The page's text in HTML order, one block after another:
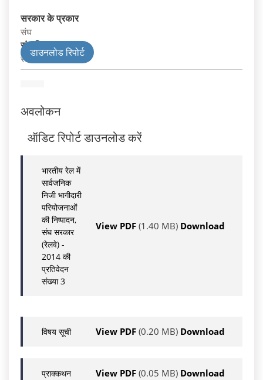
सरकार के प्रकार
संघ
संघ विभाग
रेलवेडाउनलोड रिपोर्ट
अवलोकन
ऑडिट रिपोर्ट डाउनलोड करें
भारतीय रेल में
सार्वजनिक
निजी भागीदारी
परियोजनाओं
की निष्पादन,
संघ सरकार
(रेलवे) -
2014 की
प्रतिवेदन
संख्या 3
View PDF (1.40 MB) Download
विषय सूची View PDF (0.20 MB) Download
प्राक्कथन View PDF (0.05 MB) Download